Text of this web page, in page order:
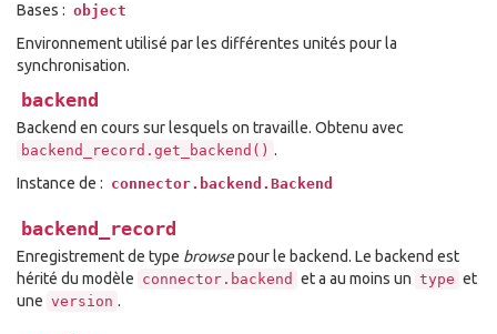
Bases : object
Environnement utilisé par les différentes unités pour la
synchronisation.
backend
Backend en cours sur lesquels on travaille. Obtenu avec
backend_record.get_backend() .
Instance de : connector.backend.Backend
backend_record
Enregistrement de type browsepour le backend. Le backend est
hérité du modèle connector.backend et a au moins un type et
une version .